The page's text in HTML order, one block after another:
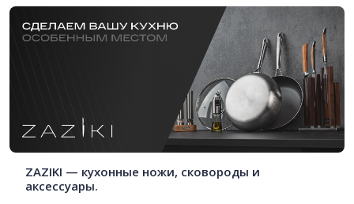
ZAZIKI — кухонные ножи, сковороды и
аксессуары.